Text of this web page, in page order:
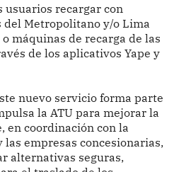
usuarios recargar con
Metropolitano y/o Lima
máquinas de recarga de las
de los aplicativos Yape y
nuevo servicio forma parte
la ATU para mejorar la
en coordinación con la
empresas concesionarias,
alternativas seguras,